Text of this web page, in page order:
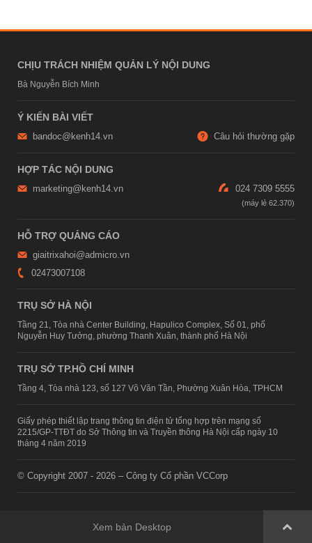
CHỊU TRÁCH NHIỆM QUẢN LÝ NỘI DUNG
Bà Nguyễn Bích Minh
Ý KIẾN BÀI VIẾT
bandoc@kenh14.vn Câu hỏi thường gặp
HỢP TÁC NỘI DUNG
marketing@kenh14.vn 024 7309 5555
HỖ TRỢ QUẢNG CÁO
giaitrixahoi@admicro.vn
02473007108
TRỤ SỞ HÀ NỘI
Tầng 21, Tòa nhà Center Building, Hapulico Complex, Số 01, phố
Nguyễn Huy Tưởng, phường Thanh Xuân, thành phố Hà Nội
TRỤ SỞ TP.HỒ CHÍ MINH
Tầng 4, Tòa nhà 123, số 127 Võ Văn Tần, Phường Xuân Hòa, TPHCM
Giấy phép thiết lập trang thông tin điện tử tổng hợp trên mạng số
2215/GP-TTĐT do Sở Thông tin và Truyền thông Hà Nội cấp ngày 10
tháng 4 năm 2019
© Copyright 2007 - 2026 – Công ty Cổ phần VCCorp
Xem bản Desktop